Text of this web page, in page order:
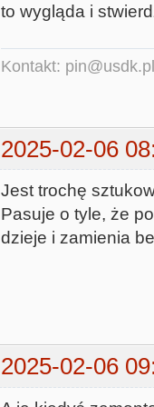
to wygląda i
Kontakt: pin@usdk.pl
2025-02-06
Jest trochę
Pasuje o tyle, że
dzieje i zamienia
2025-02-06